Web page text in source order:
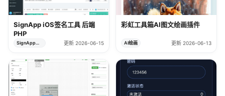
SignApp iOS签名工具 后端
PHP
SignApp签名工具 更新 2026-06-15
彩虹工具箱AI图文绘画插件
AI绘画 更新 2026-06-13